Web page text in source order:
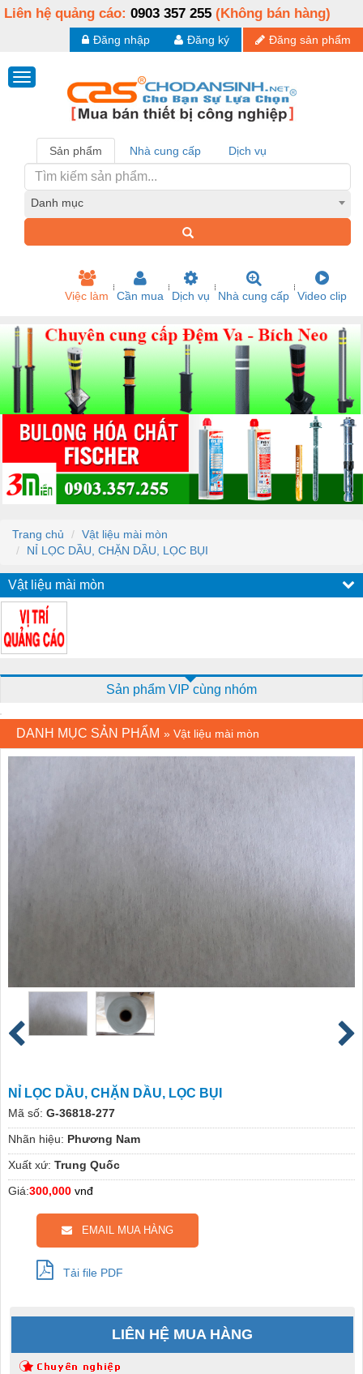
Liên hệ quảng cáo: 0903 357 255 (Không bán hàng)
Đăng sản phẩm
Đăng ký
Đăng nhập
Sản phẩm Nhà cung cấp Dịch vụ
Danh mục
Việc làm Cần mua Dịch vụ Nhà cung cấp Video clip
Trang chủ
Vật liệu mài mòn
NỈ LỌC DẦU, CHẶN DẦU, LỌC BỤI
Vật liệu mài mòn
Sản phẩm VIP cùng nhóm
DANH MỤC SẢN PHẨM » Vật liệu mài mòn
NỈ LỌC DẦU, CHẶN DẦU, LỌC BỤI
Mã số: G-36818-277
Nhãn hiệu: Phương Nam
Xuất xứ: Trung Quốc
Giá:300,000 vnđ
EMAIL MUA HÀNG
Tải file PDF
LIÊN HỆ MUA HÀNG